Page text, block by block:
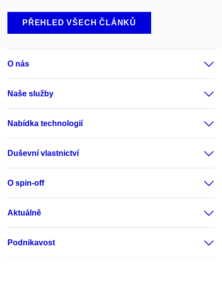
PŘEHLED VŠECH ČLÁNKŮ
O nás
Naše služby
Nabídka technologií
Duševní vlastnictví
O spin-off
Aktuálně
Podnikavost